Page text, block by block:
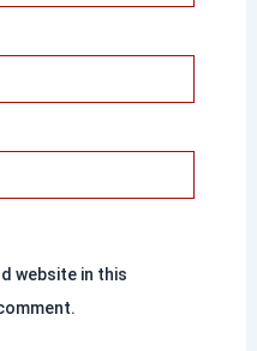
website in this